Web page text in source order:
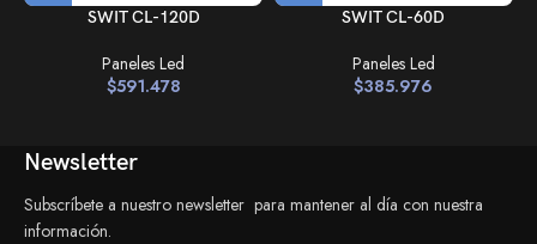
SWIT CL-120D
Paneles Led
$591.478
SWIT CL-60D
Paneles Led
$385.976
Newsletter
Subscríbete a nuestro newsletter para mantener al día con nuestra
información.